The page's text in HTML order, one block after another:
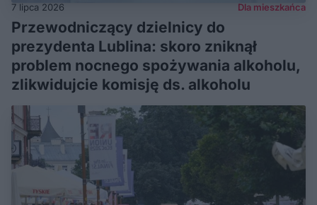
7 lipca 2026 Dla mieszkańca
Przewodniczący dzielnicy do
prezydenta Lublina: skoro zniknął
problem nocnego spożywania alkoholu,
zlikwidujcie komisję ds. alkoholu